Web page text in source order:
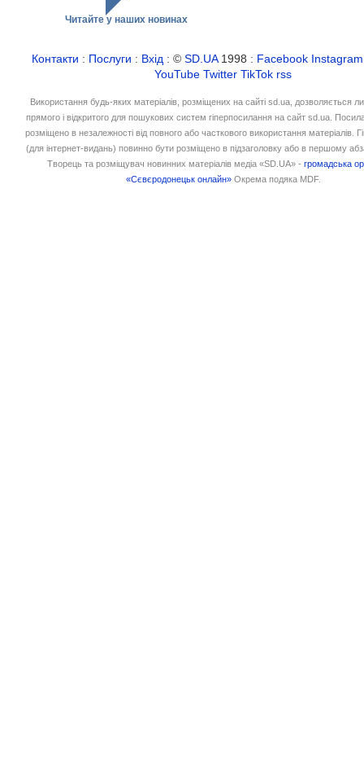
Читайте у наших новинах
Контакти : Послуги : Вхід : ©SD.UA1998 : Facebook Instagram
YouTube Twitter TikTok rss
Використання будь-яких матеріалів, розміщених на сайті sd.ua, дозволяється
прямого і відкритого для пошукових систем гіперпосилання на сайт sd.ua.
розміщено в незалежності від повного або часткового використання матеріалів.
(для інтернет-видань) повинно бути розміщено в підзаголовку або в першому
Творець та розміщувач новинних матеріалів медіа «SD.UA» -громадська
«Сєвєродонецьк онлайн» Окрема подяка MDF.